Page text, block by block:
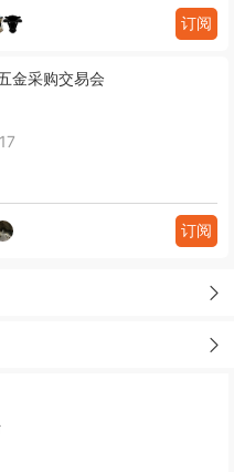
订阅
金采购交易会
订阅